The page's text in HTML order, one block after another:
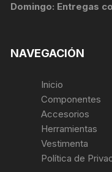
Domingo: Entregas
NAVEGACIÓN
Inicio
Componentes
Accesorios
Herramientas
Vestimenta
Política de